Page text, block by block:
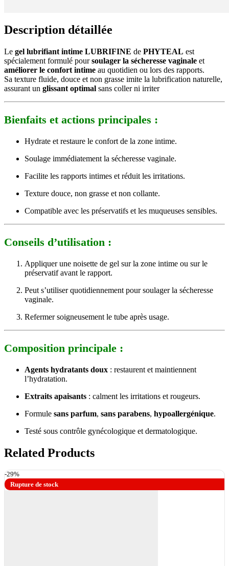
Description détaillée
Le gel lubrifiant intime LUBRIFINE de PHYTEAL est
spécialement formulé poursoulager la sécheresse vaginale et
améliorer le confort intime au quotidien ou lors des rapports.
Sa texture fluide, douce et non grasse imite la lubrification naturelle,
assurant un glissant optimal sans coller ni irriter
Bienfaits et actions principales :
Hydrate et restaure le confort de la zone intime.
Soulage immédiatement la sécheresse vaginale.
Facilite les rapports intimes et réduit les irritations.
Texture douce, non grasse et non collante.
Compatible avec les préservatifs et les muqueuses sensibles.
Conseils d’utilisation :
Appliquer une noisette de gel sur la zone intime ou sur le
préservatif avant le rapport.
Peut s’utiliser quotidiennement pour soulager la sécheresse
vaginale.
Refermer soigneusement le tube après usage.
Composition principale :
Agents hydratants doux : restaurent et maintiennent
l’hydratation.
Extraits apaisants : calment les irritations et rougeurs.
Formule sans parfum, sans parabens, hypoallergénique.
Testé sous contrôle gynécologique et dermatologique.
Related Products
-29%
Rupture de stock